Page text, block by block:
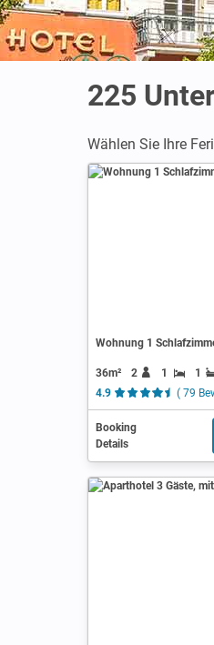
225
Wählen Sie Ihre
Wohnung 1
36m² 2 1
1
4.9
( 79
Booking
Details